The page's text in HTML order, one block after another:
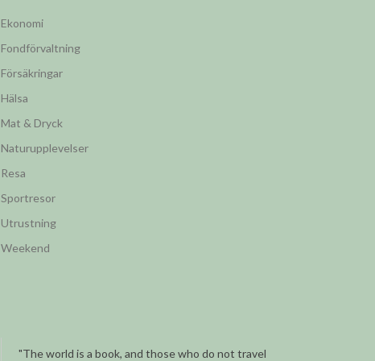
Ekonomi
Fondförvaltning
Försäkringar
Hälsa
Mat & Dryck
Naturupplevelser
Resa
Sportresor
Utrustning
Weekend
"The world is a book, and those who do not travel